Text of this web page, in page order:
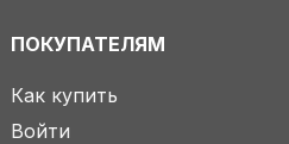
ПОКУПАТЕЛЯМ
Как купить
Войти